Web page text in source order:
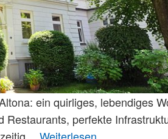
ein quirliges, lebendiges
perfekte